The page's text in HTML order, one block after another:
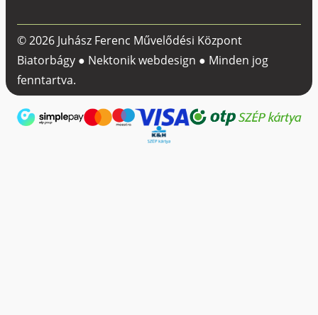
© 2026 Juhász Ferenc Művelődési Központ
Biatorbágy ● Nektonik webdesign ● Minden jog
fenntartva.